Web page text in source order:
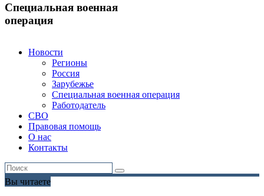
Специальная военная
операция
Новости
Регионы
Россия
Зарубежье
Специальная военная операция
Работодатель
СВО
Правовая помощь
О нас
Контакты
Вы читаете